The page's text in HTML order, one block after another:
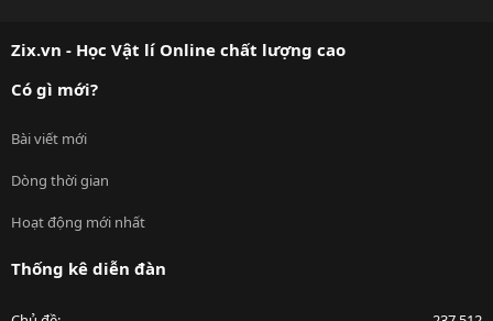
Zix.vn - Học Vật lí Online chất lượng cao
Có gì mới?
Bài viết mới
Dòng thời gian
Hoạt động mới nhất
Thống kê diễn đàn